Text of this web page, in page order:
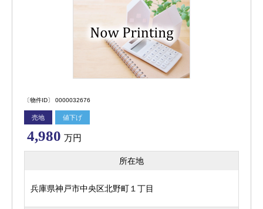
〔物件ID〕 0000032676
売地 値下げ
4,980 万円
所在地
兵庫県神戸市中央区北野町１丁目